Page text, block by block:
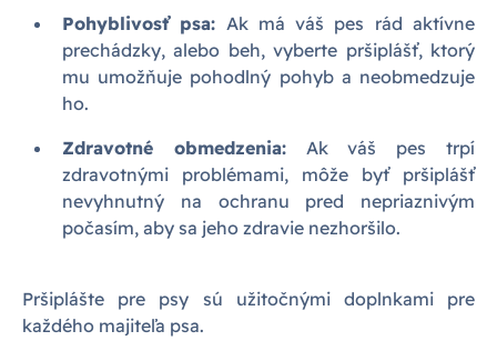
Pohyblivosť psa: Ak má váš pes rád aktívne
prechádzky, alebo beh, vyberte pršiplášť, ktorý
mu umožňuje pohodlný pohyb a neobmedzuje
ho.
Zdravotné obmedzenia:Ak váš pes trpí
zdravotnými problémami, môže byť pršiplášť
nevyhnutný na ochranu pred nepriaznivým
počasím, aby sa jeho zdravie nezhoršilo.
Pršiplášte pre psy sú užitočnými doplnkami pre
každého majiteľa psa.